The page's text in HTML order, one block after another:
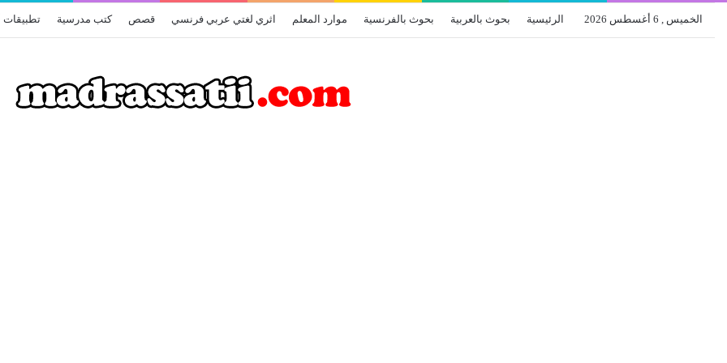
الخميس , 6 أغسطس 2026 الرئيسية بحوث بالعربية بحوث بالفرنسية موارد المعلم اثري لغتي عربي فرنسي قصص كتب مدرسية تطبيقات